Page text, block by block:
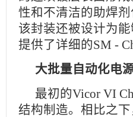
性和不清洁的助焊
该封装还被设计为
提供了详细的SM -
大批量自动化电
最初的Vicor VI
结构制造。相比之